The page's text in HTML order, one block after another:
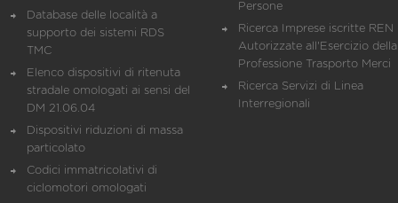
Database delle località a
supporto dei sistemi RDS
TMC
Elenco dispositivi di ritenuta
stradale omologati ai sensi del
DM 21.06.04
Dispositivi riduzioni di massa
particolato
Codici immatricolativi di
ciclomotori omologati
Persone
Ricerca Imprese iscritte REN
Autorizzate all'Esercizio della
Professione Trasporto Merci
Ricerca Servizi di Linea
Interregionali